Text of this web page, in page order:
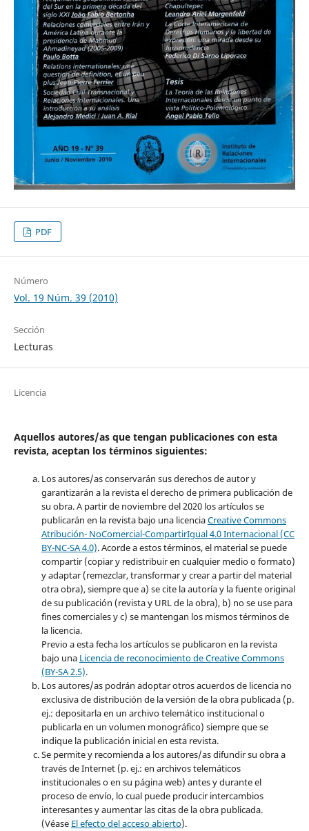
PDF
Número
Vol. 19 Núm. 39 (2010)
Sección
Lecturas
Licencia
Aquellos autores/as que tengan publicaciones con esta
revista, aceptan los términos siguientes:
Los autores/as conservarán sus derechos de autor y
garantizarán a la revista el derecho de primera publicación de
su obra. A partir de noviembre del 2020 los artículos se
publicarán en la revista bajo una licenciaCreative Commons
Atribución- NoComercial-CompartirIgual 4.0 Internacional (CC
BY-NC-SA 4.0). Acorde a estos términos, el material se puede
compartir (copiar y redistribuir en cualquier medio o formato)
y adaptar (remezclar, transformar y crear a partir del material
otra obra), siempre que a) se cite la autoría y la fuente original
de su publicación (revista y URL de la obra), b) no se use para
fines comerciales y c) se mantengan los mismos términos de
la licencia.
Previo a esta fecha los artículos se publicaron en la revista
bajo una Licencia de reconocimiento de Creative Commons
(BY-SA 2.5).
Los autores/as podrán adoptar otros acuerdos de licencia no
exclusiva de distribución de la versión de la obra publicada (p.
ej.: depositarla en un archivo telemático institucional o
publicarla en un volumen monográfico) siempre que se
indique la publicación inicial en esta revista.
Se permite y recomienda a los autores/as difundir su obra a
través de Internet (p. ej.: en archivos telemáticos
institucionales o en su página web) antes y durante el
proceso de envío, lo cual puede producir intercambios
interesantes y aumentar las citas de la obra publicada.
(Véase El efecto del acceso abierto).